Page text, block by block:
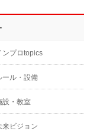
ンプロtopics
ール・設備
設・教室
来ビジョン